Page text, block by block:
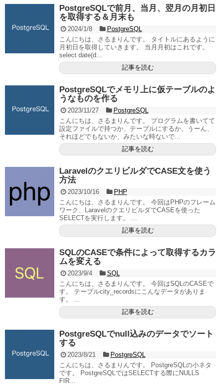
PostgreSQLで前月、当月、翌月の月初日
を取得する＆月末も
2024/1/8
PostgreSQL
こんにちは、さるまりんです。 タイトルにあるように
月初日を取得していきます。 当月月初はこれです。
select date(d...
記事を読む
PostgreSQLでメモリ上に仮テーブルのよ
うなものを作る
2023/11/27
PostgreSQL
こんにちは、さるまりんです。 プログラムを書いてて
設定ファイルで持つか、テーブルにするか、うーん、
それほどでもないか、みたいな時ないで...
記事を読む
LaravelのクエリビルダでCASE文を使う
方法
2023/10/16
PHP
こんにちは、さるまりんです。 今回はPHPのフレーム
ワーク、LaravelのクエリビルダでCASEを使った
SELECTを実行します。 ...
記事を読む
SQLのCASEで条件によって取得するカラ
ムを変える
2023/9/4
SQL
こんにちは、さるまりんです。 今回はSQLのCASEで
す。 テーブルcity_recordsにこんなデータがありま
す。 ...
記事を読む
PostgreSQLでnull込みのデータでソート
する
2023/8/21
PostgreSQL
こんにちは、さるまりんです。 PostgreSQLの小ネタ
です。 PostgreSQLではSELECTする際にNULLS
FIR...